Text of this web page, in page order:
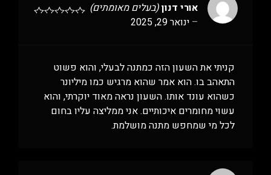
אורי דנון(בעלים מאומתים)
– ינואר 29, 2025
קניתי את השעון הזה כמתנה לבעלי, והוא פשוט
התאהב בו. הוא אמר שהוא מרגיש כמו מיליונר
כשהוא עונד אותו. השעון נראה מאוד יוקרתי, והוא
עשוי מחומרים איכותיים. אני ממליצה עליו בחום
לכל מי שמחפש מתנה מושלמת.